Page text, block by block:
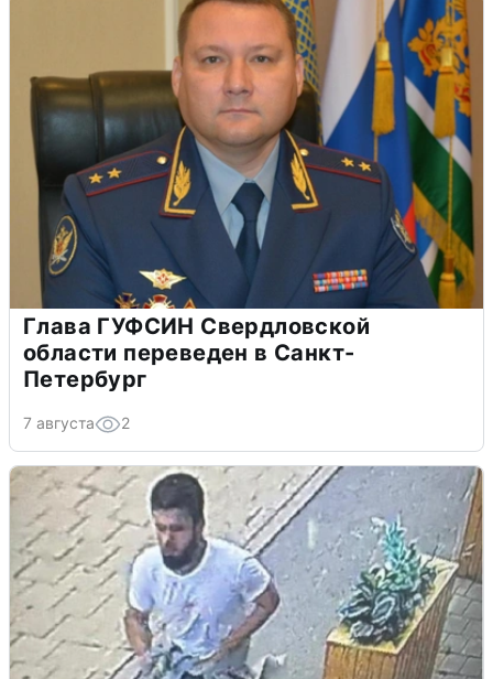
Глава ГУФСИН Свердловской
области переведен в Санкт-
Петербург
7 августа 2